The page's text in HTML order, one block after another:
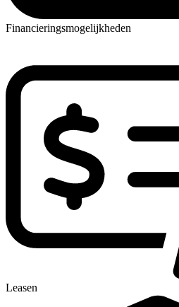
Financieringsmogelijkheden
Leasen